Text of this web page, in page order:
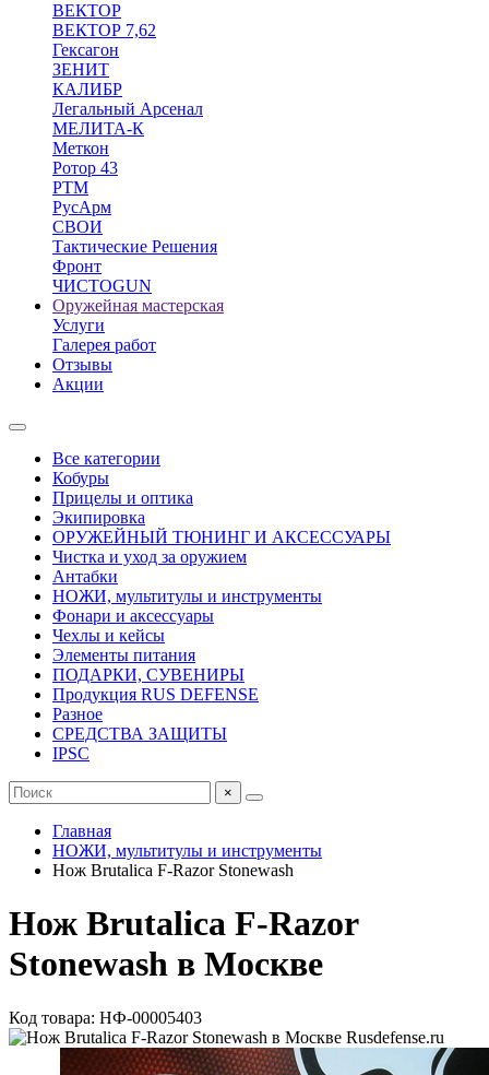
ВЕКТОР
ВЕКТОР 7,62
Гексагон
ЗЕНИТ
КАЛИБР
Легальный Арсенал
МЕЛИТА-К
Меткон
Ротор 43
РТМ
РусАрм
СВОИ
Тактические Решения
Фронт
ЧИСТОGUN
Оружейная мастерская
Услуги
Галерея работ
Отзывы
Акции
Все категории
Кобуры
Прицелы и оптика
Экипировка
ОРУЖЕЙНЫЙ ТЮНИНГ И АКСЕССУАРЫ
Чистка и уход за оружием
Антабки
НОЖИ, мультитулы и инструменты
Фонари и аксессуары
Чехлы и кейсы
Элементы питания
ПОДАРКИ, СУВЕНИРЫ
Продукция RUS DEFENSE
Разное
СРЕДСТВА ЗАЩИТЫ
IPSC
×
Главная
НОЖИ, мультитулы и инструменты
Нож Brutalica F-Razor Stonewash
Нож Brutalica F-Razor
Stonewash в Москве
Код товара: НФ-00005403